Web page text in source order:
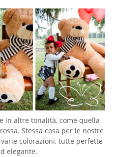
in altre tonalità, come quella
Stessa cosa per le nostre
colorazioni, tutte perfette
elegante.